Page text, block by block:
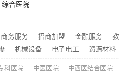
推荐
推荐
推荐
综合医院
商务服务 招商加盟 金融服务
机械设备 电子电工 资源材料
科医院 中医医院 中西医结合医院